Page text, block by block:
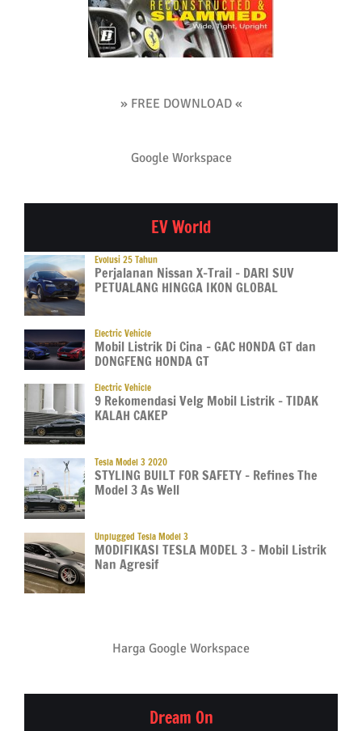
» FREE DOWNLOAD «
Google Workspace
EV World
Evolusi 25 Tahun
Perjalanan Nissan X-Trail – DARI SUV
PETUALANG HINGGA IKON GLOBAL
Electric Vehicle
Mobil Listrik Di Cina – GAC HONDA GT dan
DONGFENG HONDA GT
Electric Vehicle
9 Rekomendasi Velg Mobil Listrik – TIDAK
KALAH CAKEP
Tesla Model 3 2020
STYLING BUILT FOR SAFETY – Refines The
Model 3 As Well
Unplugged Tesla Model 3
MODIFIKASI TESLA MODEL 3 – Mobil Listrik
Nan Agresif
Harga Google Workspace
Dream On